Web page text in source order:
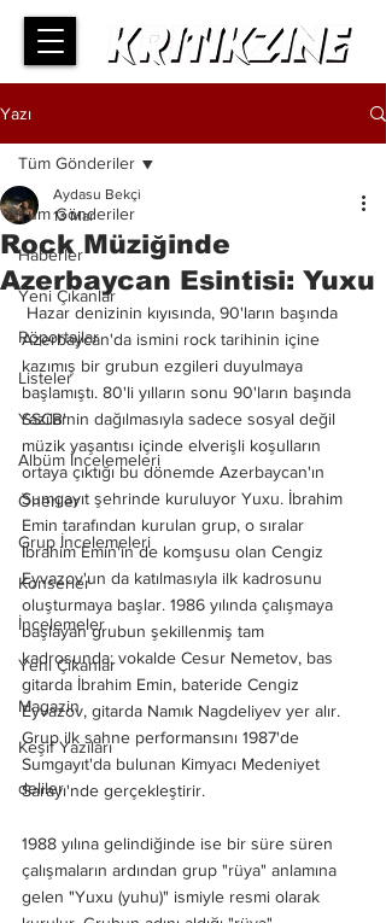
Yazı
Tüm Gönderiler
Haberler
Yeni Çıkanlar
Röportajlar
Listeler
Yazılar
Albüm İncelemeleri
Öneriler
Grup İncelemeleri
Konserler
İncelemeler
Yeni Çıkanlar
Magazin
Keşif Yazıları
deliler
Tüm Gönderiler
Rock Müziğinde
Azerbaycan Esintisi: Yuxu
Aydasu Bekçi
13 Mar
Azerbaycan'da ismini rock tarihinin içine
kazımış bir grubun ezgileri duyulmaya
başlamıştı. 80'li yılların sonu 90'ların başında
SSCB'nin dağılmasıyla sadece sosyal değil
müzik yaşantısı içinde elverişli koşulların
ortaya çıktığı bu dönemde Azerbaycan'ın
Sumgayıt şehrinde kuruluyor Yuxu. İbrahim
Emin tarafından kurulan grup, o sıralar
İbrahim Emin'in de komşusu olan Cengiz
Eyvazov'un da katılmasıyla ilk kadrosunu
oluşturmaya başlar. 1986 yılında çalışmaya
başlayan grubun şekillenmiş tam
kadrosunda; vokalde Cesur Nemetov, bas
gitarda İbrahim Emin, bateride Cengiz
Eyvazov, gitarda Namık Nagdeliyev yer alır.
Grup ilk sahne performansını 1987'de
Sumgayıt'da bulunan Kimyacı Medeniyet
Sarayı'nde gerçekleştirir.
1988 yılına gelindiğinde ise bir süre süren
çalışmaların ardından grup "rüya" anlamına
gelen "Yuxu (yuhu)" ismiyle resmi olarak